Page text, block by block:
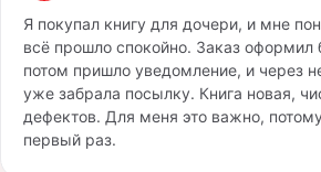
Я покупал книгу для дочери, и мне
всё прошло спокойно. Заказ оформил
потом пришло уведомление, и через
уже забрала посылку. Книга новая,
дефектов. Для меня это важно,
первый раз.